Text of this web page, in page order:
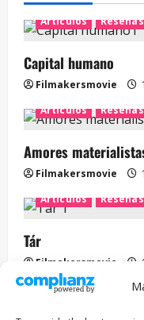
Artículos Reseñas
Capital humano
Filmakersmovie
Artículos
Reseñas
Amores
Filmakersmovie
Artículos
Reseñas
Tár
Filmakersmovie
Entrevista
Series